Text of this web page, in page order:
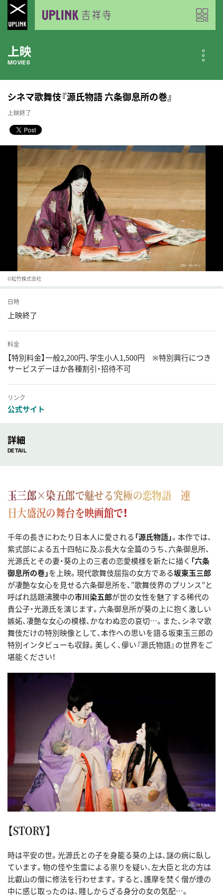
上映
MOVIES
公開中の作品
近日公開の作品
今月のスケジュール
MONTHLY SCHEDULE
シネマ歌舞伎『源氏物語 六条御息所の巻』
上映終了
©松竹株式会社
日時
上映終了
料金
【特別料金】一般2,200円、学生小人1,500円 ※特別興行につき
サービスデーほか各種割引・招待不可
リンク
公式サイト
詳細
DETAIL
玉三郎×染五郎で魅せる究極の恋物語 連
日大盛況の舞台を映画館で！
千年の長きにわたり日本人に愛される 「源氏物語」。本作では、
紫式部による五十四帖に及ぶ長大な全篇のうち、六条御息所、
光源氏とその妻・葵の上の三者の恋愛模様を新たに描く 「六条
御息所の巻」を上映。現代歌舞伎屈指の女方である坂東玉三郎
が凄艶な女心を見せる六条御息所を、”歌舞伎界のプリンス”と
呼ばれ話題沸騰中の市川染五郎が世の女性を魅了する稀代の
貴公子・光源氏を演じます。六条御息所が葵の上に抱く激しい
嫉妬、凄艶な女心の模様、かなわぬ恋の哀切…。また、シネマ歌
舞伎だけの特別映像として、本作への思いを語る坂東玉三郎の
特別インタビューも収録。美しく、儚い『源氏物語』の世界をご
堪能ください！
【STORY】
時は平安の世。光源氏との子を身籠る葵の上は、謎の病に臥し
ています。物の怪や生霊による祟りを疑い、左大臣と北の方は
比叡山の僧に修法を行わせます。すると、護摩を焚く僧が煙の
中に感じ取ったのは、賤しからざる身分の女の気配…。